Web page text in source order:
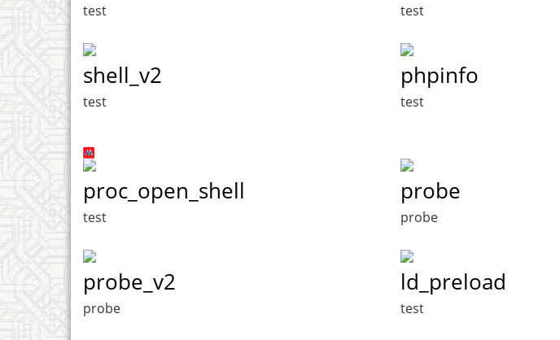
test test
shell_v2
test
phpinfo
test
proc_open_shell
test
probe
probe
probe_v2
probe
ld_preload
test